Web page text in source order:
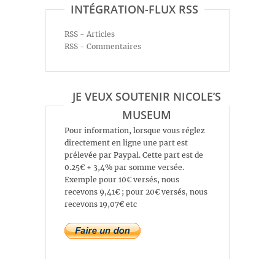
INTÉGRATION-FLUX RSS
RSS - Articles
RSS - Commentaires
JE VEUX SOUTENIR NICOLE’S
MUSEUM
Pour information, lorsque vous réglez
directement en ligne une part est
prélevée par Paypal. Cette part est de
0.25€ + 3,4% par somme versée.
Exemple pour 10€ versés, nous
recevons 9,41€ ; pour 20€ versés, nous
recevons 19,07€ etc